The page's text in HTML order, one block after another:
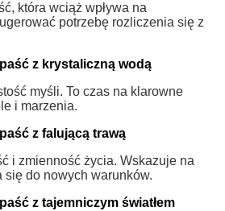
która wciąż wpływa na
potrzebę rozliczenia się z
z krystaliczną wodą
myśli. To czas na klarowne
i marzenia.
z falującą trawą
i zmienność życia. Wskazuje na
się do nowych warunków.
z tajemniczym światłem